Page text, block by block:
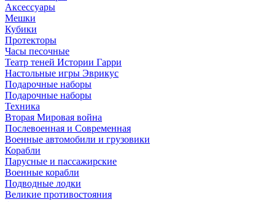
Аксессуары
Мешки
Кубики
Протекторы
Часы песочные
Театр теней Истории Гарри
Настольные игры Эврикус
Подарочные наборы
Подарочные наборы
Техника
Вторая Мировая война
Послевоенная и Современная
Военные автомобили и грузовики
Корабли
Парусные и пассажирские
Военные корабли
Подводные лодки
Великие противостояния